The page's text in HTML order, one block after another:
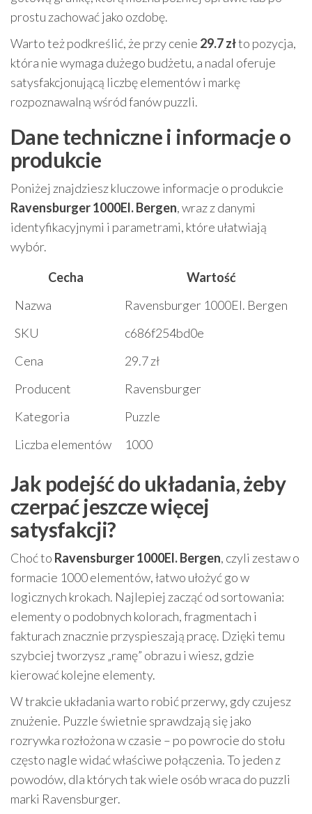
prostu zachować jako ozdobę.
Warto też podkreślić, że przy cenie 29.7 złto pozycja,
która nie wymaga dużego budżetu, a nadal oferuje
satysfakcjonującą liczbę elementów i markę
rozpoznawalną wśród fanów puzzli.
Dane techniczne i informacje o
produkcie
Poniżej znajdziesz kluczowe informacje o produkcie
Ravensburger 1000El. Bergen, wraz z danymi
identyfikacyjnymi i parametrami, które ułatwiają
wybór.
Cecha
Wartość
Nazwa
Ravensburger 1000El. Bergen
SKU
c686f254bd0e
Cena
29.7 zł
Producent
Ravensburger
Kategoria
Puzzle
Liczba elementów
1000
Jak podejść do układania, żeby
czerpać jeszcze więcej
satysfakcji?
Choć to Ravensburger 1000El. Bergen, czyli zestaw o
formacie 1000 elementów, łatwo ułożyć go w
logicznych krokach. Najlepiej zacząć od sortowania:
elementy o podobnych kolorach, fragmentach i
fakturach znacznie przyspieszają pracę. Dzięki temu
szybciej tworzysz „ramę” obrazu i wiesz, gdzie
kierować kolejne elementy.
W trakcie układania warto robić przerwy, gdy czujesz
znużenie. Puzzle świetnie sprawdzają się jako
rozrywka rozłożona w czasie – po powrocie do stołu
często nagle widać właściwe połączenia. To jeden z
powodów, dla których tak wiele osób wraca do puzzli
marki Ravensburger.